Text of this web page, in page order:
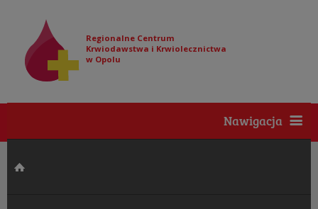
Regionalne Centrum
Krwiodawstwa i Krwiolecznictwa
w Opolu
Nawigacja